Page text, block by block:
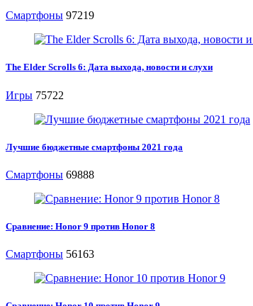
Смартфоны 97219
The Elder Scrolls 6: Дата выхода, новости и слухи
Игры 75722
Лучшие бюджетные смартфоны 2021 года
Смартфоны 69888
Сравнение: Honor 9 против Honor 8
Смартфоны 56163